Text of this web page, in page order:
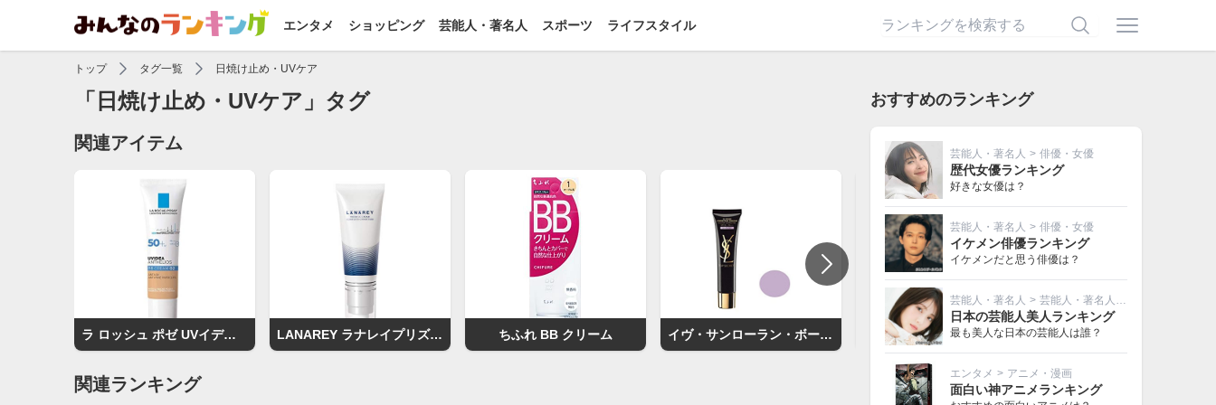
エンタメ ショッピング 芸能人・著名人 スポーツ ライフスタイル
トップ タグ一覧 日焼け止め・UVケア
「日焼け止め・UVケア」タグ
関連アイテム
ラ ロッシュ ポゼ UVイデア XL プロテクションBB LANAREY ラナレイプリズムCCクリーム ちふれ BB クリーム イヴ・サンローラン・ボーテ トップ シークレット CC クリーム ジョルジオ アルマーニ ビューティ アルマーニプリマ CC グロー モイスチャライザー
関連ランキング
おすすめのランキング
芸能人・著名人 > 俳優・女優
歴代女優ランキング
好きな女優は？
芸能人・著名人 > 俳優・女優
イケメン俳優ランキング
イケメンだと思う俳優は？
芸能人・著名人 > 芸能人・著名人その他
日本の芸能人美人ランキング
最も美人な日本の芸能人は誰？
エンタメ > アニメ・漫画
面白い神アニメランキング